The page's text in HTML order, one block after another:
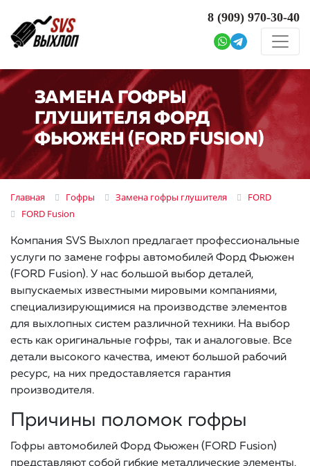
8 (909) 970-30-40
ЗАМЕНА ГОФРЫ
ГЛУШИТЕЛЯ ФОРД
ФЬЮЖЕН (FORD FUSION)
Главная Гофры Замена гофры глушителя
FORD
FORD Fusion
Компания SVS Выхлоп предлагает профессиональные
услуги по замене гофры автомобилей Форд Фьюжен
(FORD Fusion). У нас большой выбор деталей,
выпускаемых известными мировыми компаниями,
специализирующимися на производстве элементов
для выхлопных систем различной техники. На выбор
есть как оригинальные гофры, так и аналоговые. Все
детали высокого качества, имеют большой рабочий
ресурс, на них предоставляется гарантия
производителя.
Причины поломок гофры
Гофры автомобилей Форд Фьюжен (FORD Fusion)
представляют собой гибкие металлические элементы,